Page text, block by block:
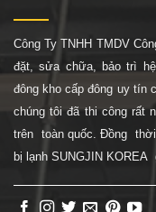
Công Ty TNHH TMDV
đặt, sửa chữa, bảo trì
đông kho cấp đông uy tín
chúng tôi đã thi công rất
trên toàn quốc. Đồng thời
bị lạnh SUNGJIN KOREA